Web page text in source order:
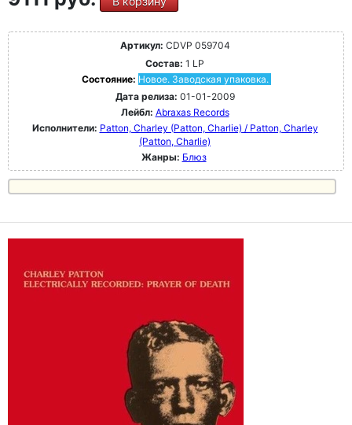
Артикул: CDVP 059704
Состав: 1 LP
Состояние: Новое. Заводская упаковка.
Дата релиза: 01-01-2009
Лейбл: Abraxas Records
Исполнители: Patton, Charley (Patton, Charlie) / Patton, Charley
(Patton, Charlie)
Жанры: Блюз